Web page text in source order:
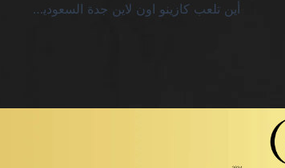
أين تلعب كازينو اون لاين جدة السعودية؟ الحقيقة المرة لا تُكتب في أي دليل